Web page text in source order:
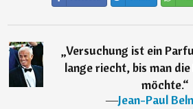
„Versuchung ist ein
lange riecht, bis man die
möchte.“
―Jean-Paul